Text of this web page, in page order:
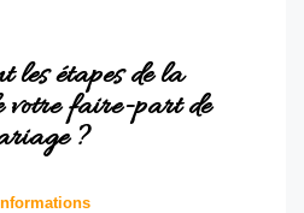
les étapes de la
votre faire-part de
?